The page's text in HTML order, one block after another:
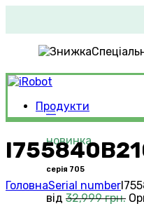
Продукти
новинка
серія 705
від 32,999грн.
ГоловнаSerial number